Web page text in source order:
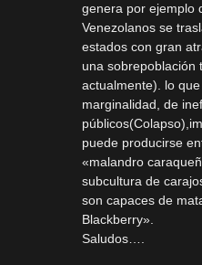
genera por ejemplo
Venezolanos se
estados con gran
una sobrepoblación
actualmente). lo
marginalidad, de
puede producirse
«malandro
subcultura de
son capaces de
Blackberry».
Saludos….